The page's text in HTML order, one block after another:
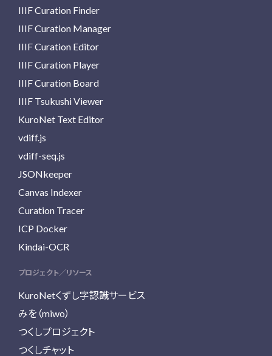
IIIF Curation Finder
IIIF Curation Manager
IIIF Curation Editor
IIIF Curation Player
IIIF Curation Board
IIIF Tsukushi Viewer
KuroNet Text Editor
vdiff.js
vdiff-seq.js
JSONkeeper
Canvas Indexer
Curation Tracer
ICP Docker
Kindai-OCR
プロジェクト／リソース
KuroNetくずし字認識サービス
みを（miwo）
つくしプロジェクト
つくしチャット